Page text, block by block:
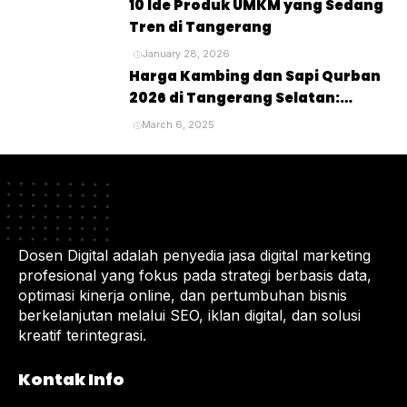
10 Ide Produk UMKM yang Sedang
Tren di Tangerang
January 28, 2026
Harga Kambing dan Sapi Qurban
2026 di Tangerang Selatan:
Panduan Lengkap untuk Pembeli
March 6, 2025
Dosen Digital adalah penyedia jasa digital marketing
profesional yang fokus pada strategi berbasis data,
optimasi kinerja online, dan pertumbuhan bisnis
berkelanjutan melalui SEO, iklan digital, dan solusi
kreatif terintegrasi.
Kontak Info